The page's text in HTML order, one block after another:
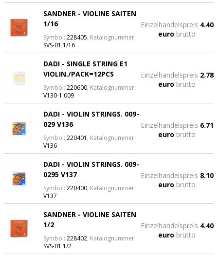
SANDNER - VIOLINE SAITEN
1/16
Symbol: 228405, Katalognummer:
SVS-01 1/16
Einzelhandelspreis 4.40
euro brutto
DADI - SINGLE STRING E1
VIOLIN./PACK=12PCS
Symbol: 220600, Katalognummer:
V130-1 009
Einzelhandelspreis 2.78
euro brutto
DADI - VIOLIN STRINGS. 009-
029 V136
Symbol: 220401 , Katalognummer:
V136
Einzelhandelspreis 6.71
euro brutto
DADI - VIOLIN STRINGS. 009-
0295 V137
Symbol: 220400, Katalognummer:
V137
Einzelhandelspreis 8.10
euro brutto
SANDNER - VIOLINE SAITEN
1/2
Symbol: 228402, Katalognummer:
SVS-01 1/2
Einzelhandelspreis 4.40
euro brutto